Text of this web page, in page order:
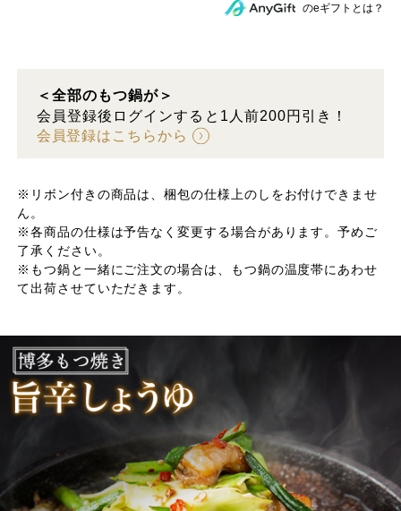
のeギフトとは？
＜全部のもつ鍋が＞
会員登録後ログインすると1人前200円引き！
会員登録はこちらから
※リボン付きの商品は、梱包の仕様上のしをお付けできませ
ん。
※各商品の仕様は予告なく変更する場合があります。予めご
了承ください。
※もつ鍋と一緒にご注文の場合は、もつ鍋の温度帯にあわせ
て出荷させていただきます。